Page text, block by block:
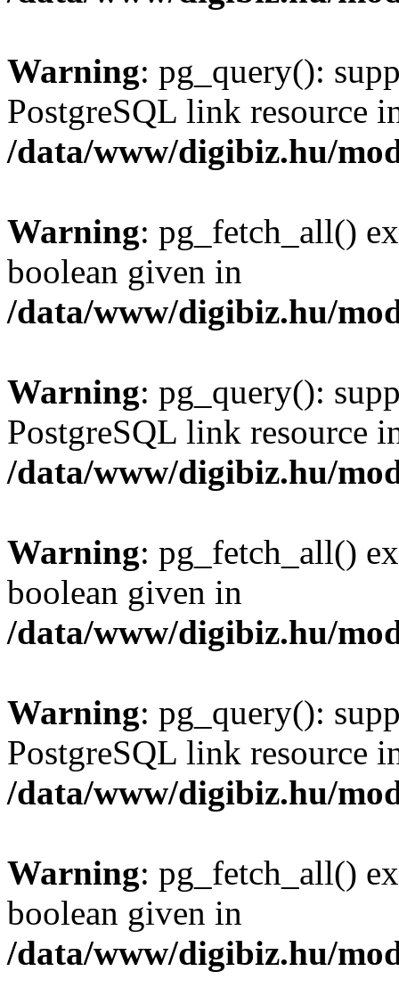
Warning: pg_query():
PostgreSQL link resource
/data/www/digibiz.hu/
Warning: pg_fetch_all()
boolean given in
/data/www/digibiz.hu/
Warning: pg_query():
PostgreSQL link resource
/data/www/digibiz.hu/
Warning: pg_fetch_all()
boolean given in
/data/www/digibiz.hu/
Warning: pg_query():
PostgreSQL link resource
/data/www/digibiz.hu/
Warning: pg_fetch_all()
boolean given in
/data/www/digibiz.hu/